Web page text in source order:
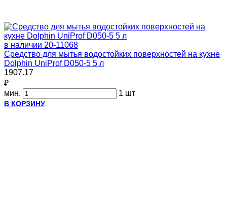
в наличии 20-11068
Средство для мытья водостойких поверхностей на кухне
Dolphin UniProf D050-5 5 л
1907.17
₽
мин.
1 шт
В КОРЗИНУ